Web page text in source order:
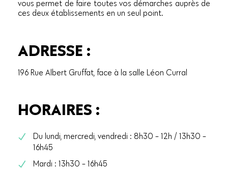
vous permet de faire toutes vos démarches auprès de
ces deux établissements en un seul point.
ADRESSE :
196 Rue Albert Gruffat, face à la salle Léon Curral
HORAIRES :
Du lundi, mercredi, vendredi : 8h30 - 12h / 13h30 -
16h45
Mardi : 13h30 - 16h45